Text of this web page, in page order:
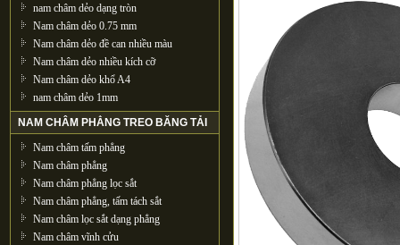
nam châm dẻo dạng tròn
Nam châm dẻo 0.75 mm
Nam châm dẻo đề can nhiều màu
Nam châm dẻo nhiều kích cỡ
Nam châm dẻo khổ A4
nam châm dẻo 1mm
NAM CHÂM PHẲNG TREO BĂNG TẢI
Nam châm tấm phẳng
Nam châm phẳng
Nam châm phẳng lọc sắt
Nam châm phẳng, tấm tách sắt
Nam châm lọc sắt dạng phẳng
Nam châm vĩnh cửu